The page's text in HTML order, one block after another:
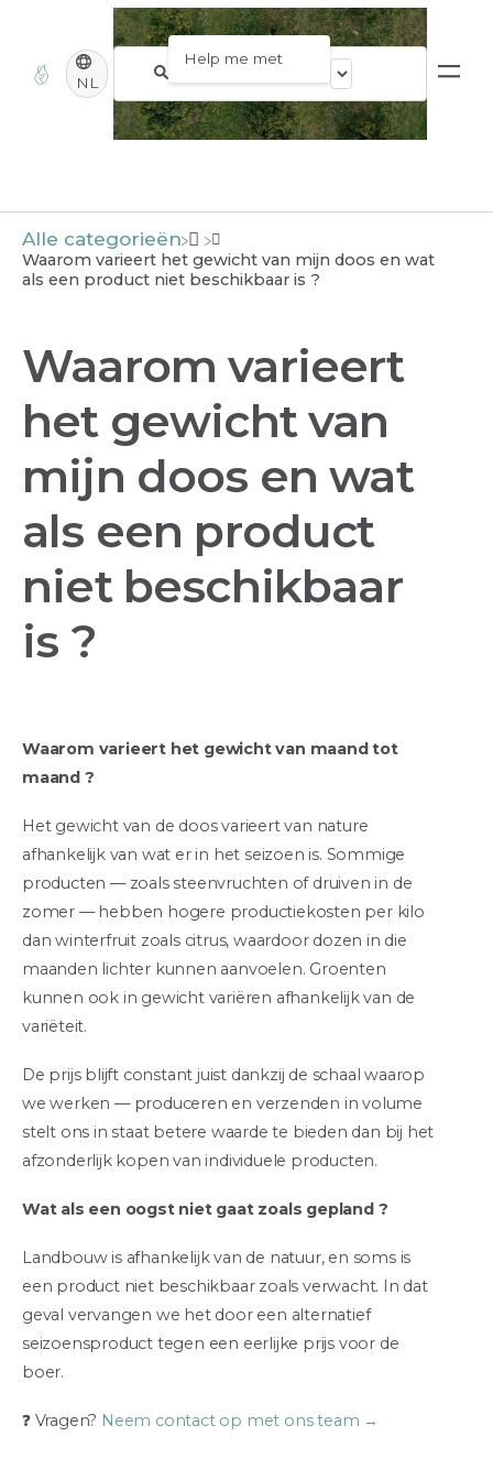
NL
Alle categorieën
Waarom varieert het gewicht van mijn doos en wat
als een product niet beschikbaar is ?
Waarom varieert
het gewicht van
mijn doos en wat
als een product
niet beschikbaar
is ?
Waarom varieert het gewicht van maand tot
maand ?
Het gewicht van de doos varieert van nature
afhankelijk van wat er in het seizoen is. Sommige
producten — zoals steenvruchten of druiven in de
zomer — hebben hogere productiekosten per kilo
dan winterfruit zoals citrus, waardoor dozen in die
maanden lichter kunnen aanvoelen. Groenten
kunnen ook in gewicht variëren afhankelijk van de
variëteit.
De prijs blijft constant juist dankzij de schaal waarop
we werken — produceren en verzenden in volume
stelt ons in staat betere waarde te bieden dan bij het
afzonderlijk kopen van individuele producten.
Wat als een oogst niet gaat zoals gepland ?
Landbouw is afhankelijk van de natuur, en soms is
een product niet beschikbaar zoals verwacht. In dat
geval vervangen we het door een alternatief
seizoensproduct tegen een eerlijke prijs voor de
boer.
❓ Vragen? Neem contact op met ons team →